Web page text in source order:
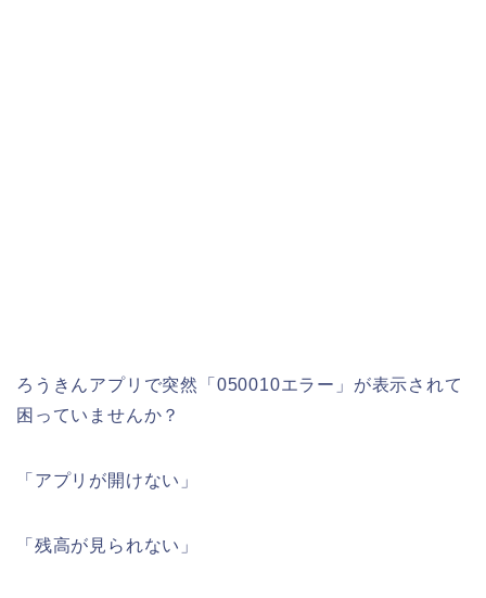
ろうきんアプリで突然「050010エラー」が表示されて
困っていませんか？
「アプリが開けない」
「残高が見られない」